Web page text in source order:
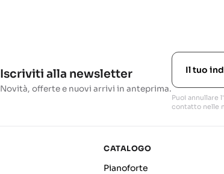
Iscriviti alla newsletter
Novità, offerte e nuovi arrivi in anteprima.
Puoi annullare
contatto nelle
CATALOGO
Pianoforte